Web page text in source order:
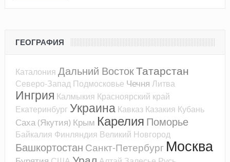
ГЕОГРАФИЯ
Каталония Дальний ВостокТатарстан
Северо-Запад Подмосковье Чечня Литва
Ингрия Калмыкия Красноярский край
Екатеринбург Украина Кавказ Казакия Кубань
Саха (Якутия) Крым Карелия Поморье
Байкалия Финляндия Великий Новгород
Башкортостан Санкт-Петербург Москва